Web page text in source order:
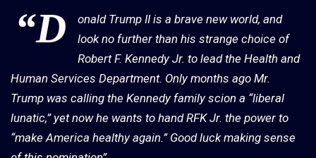
“D
onald Trump II is a brave new world, and
look no further than his strange choice of
Robert F. Kennedy Jr. to lead the Health and
Human Services Department. Only months ago Mr.
Trump was calling the Kennedy family scion a “liberal
lunatic,” yet now he wants to hand RFK Jr. the power to
“make America healthy again.” Good luck making sense